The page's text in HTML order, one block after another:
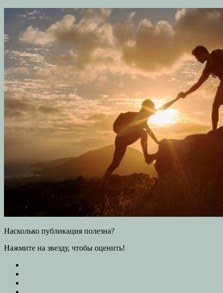
Насколько публикация полезна?
Нажмите на звезду, чтобы оценить!